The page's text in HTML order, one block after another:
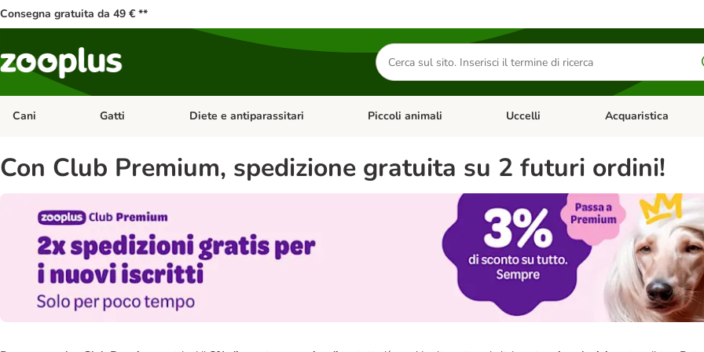
Consegna gratuita da 49 € **
Cerca
prodotti
Cani Apri Menu Categoria: Cani
Gatti Apri Menu Categoria: Gatti
Diete e antiparassitari Apri Menu Categoria: Diete e antiparassitari
Piccoli animali Apri Menu Categoria: Piccoli animali
Uccelli Apri Menu Categoria:
Acquaristica
Con Club Premium, spedizione gratuita su 2 futuri ordini!